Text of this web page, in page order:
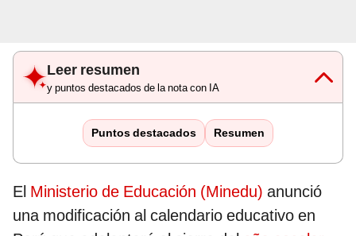
Leer resumen
y puntos destacados de la nota con IA
Puntos destacados Resumen
El Ministerio de Educación (Minedu) anunció
una modificación al calendario educativo en